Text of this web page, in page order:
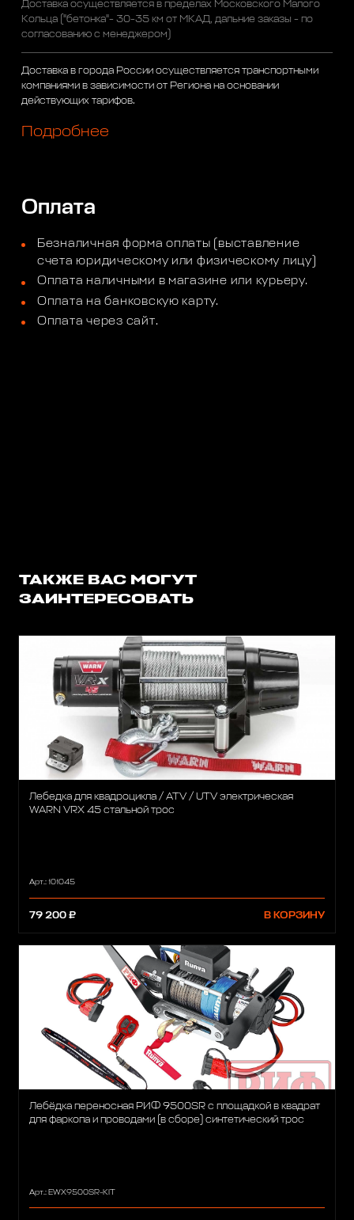
Доставка осуществляется в пределах Московского Малого
Кольца ("бетонка"- 30-35 км от МКАД, дальние заказы - по
согласованию с менеджером)
Доставка в города России осуществляется транспортными
компаниями в зависимости от Региона на основании
действующих тарифов.
Подробнее
Оплата
Безналичная форма оплаты (выставление
счета юридическому или физическому лицу)
Оплата наличными в магазине или курьеру.
Оплата на банковскую карту.
Оплата через сайт.
ТАКЖЕ ВАС МОГУТ
ЗАИНТЕРЕСОВАТЬ
Лебедка для квадроцикла / ATV / UTV электрическая
WARN VRX 45 стальной трос
Арт.: 101045
79 200 ₽ В КОРЗИНУ
Лебёдка переносная РИФ 9500SR c площадкой в квадрат
для фаркопа и проводами (в сборе) синтетический трос
Арт.: EWX9500SR-KIT